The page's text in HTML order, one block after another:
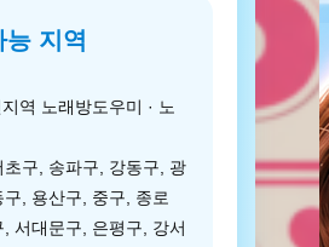
능 지역
역 노래방도우미 · 노
초구, 송파구, 강동구, 광
구, 용산구, 중구, 종로
, 서대문구, 은평구, 강서